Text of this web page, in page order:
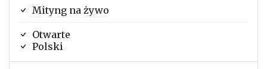
Mityng na żywo
Otwarte
Polski